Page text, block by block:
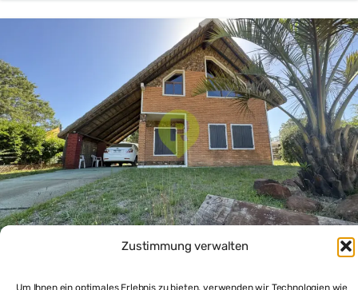
Zustimmung verwalten
Um Ihnen ein optimales Erlebnis zu bieten, verwenden wir Technologien wie